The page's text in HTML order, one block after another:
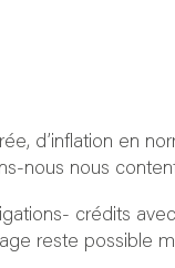
d’inflation en
nous nous
crédits
reste possible